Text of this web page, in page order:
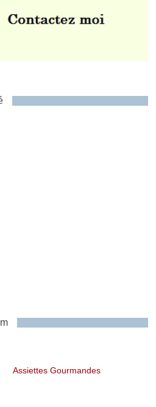
Assiettes Gourmandes